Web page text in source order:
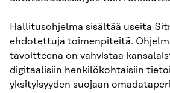
Hallitusohjelma sisältää useita
ehdotettuja toimenpiteitä.
tavoitteena on vahvistaa
digitaalisiin henkilökohtaisiin
yksityisyyden suojaan